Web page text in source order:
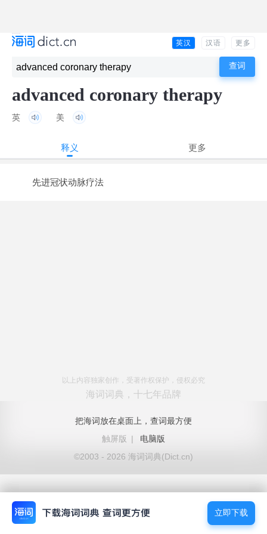
英汉 汉语 更多
advanced coronary therapy
英 美
释义 更多
先进冠状动脉疗法
以上内容独家创作，受著作权保护，侵权必究
海词词典，十七年品牌
把海词放在桌面上，查词最方便
触屏版
|
电脑版
©2003 - 2026 海词词典(Dict.cn)
立即下载
立即下载